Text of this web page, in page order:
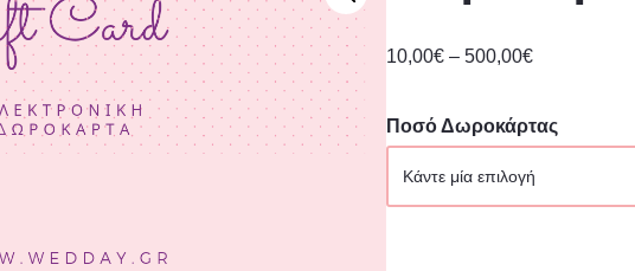
10,00€ – 500,00€
Ποσό Δωροκάρτας